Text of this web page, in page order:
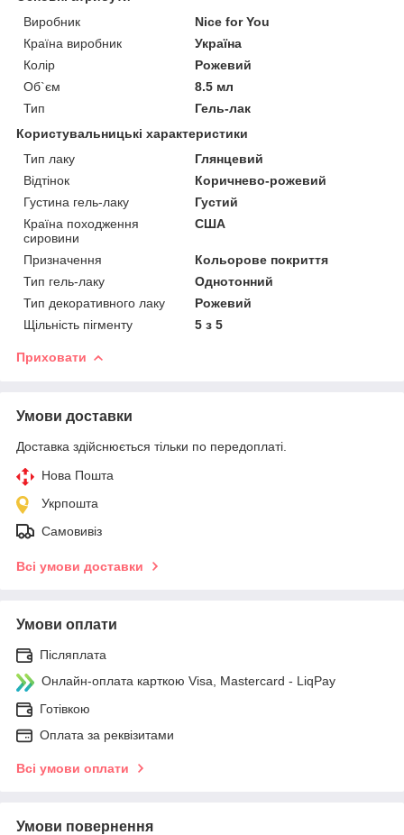
Виробник
Nice for You
Країна виробник
Україна
Колір
Рожевий
Об`єм
8.5 мл
Тип
Гель-лак
Користувальницькі характеристики
Тип лаку
Глянцевий
Відтінок
Коричнево-рожевий
Густина гель-лаку
Густий
Країна походження
сировини
США
Призначення
Кольорове покриття
Тип гель-лаку
Однотонний
Тип декоративного лаку
Рожевий
Щільність пігменту
5 з 5
Приховати
Умови доставки
Доставка здійснюється тільки по передоплаті.
Нова Пошта
Укрпошта
Самовивіз
Всі умови доставки
Умови оплати
Післяплата
Онлайн-оплата карткою Visa, Mastercard - LiqPay
Готівкою
Оплата за реквізитами
Всі умови оплати
Умови повернення